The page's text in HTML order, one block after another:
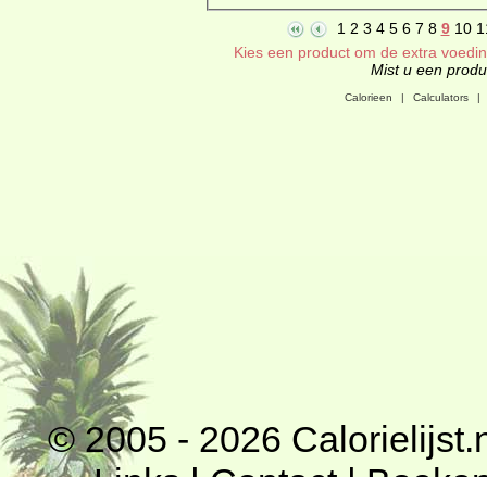
1 2 3 4 5 6 7 8 9 10
Kies een product om de extra
Mist u een
Calorieen | Calculators |
© 2005 - 2026